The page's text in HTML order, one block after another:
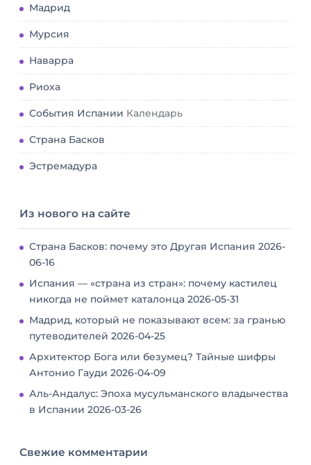
Мадрид
Мурсия
Наварра
Риоха
События Испании Календарь
Страна Басков
Эстремадура
Из нового на сайте
Страна Басков: почему это Другая Испания 2026-
06-16
Испания — «страна из стран»: почему кастилец
никогда не поймет каталонца 2026-05-31
Мадрид, который не показывают всем: за гранью
путеводителей 2026-04-25
Архитектор Бога или безумец? Тайные шифры
Антонио Гауди 2026-04-09
Аль-Андалус: Эпоха мусульманского владычества
в Испании 2026-03-26
Свежие комментарии